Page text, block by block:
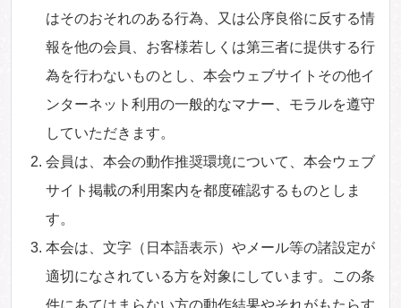
はそのおそれのある行為、又は公序良俗に反する情
報を他の会員、お客様若しくは第三者に提供する行
為を行わないものとし、本会ウェブサイトその他イ
ンターネット利用の一般的なマナー、モラルを遵守
していただきます。
会員は、本会の動作推奨環境について、本会ウェブ
サイト掲載の利用案内を都度確認するものとしま
す。
本会は、文字（日本語表示）やメール等の諸設定が
適切になされている方を対象にしています。この条
件にあてはまらない方の動作結果やそれがもたらす